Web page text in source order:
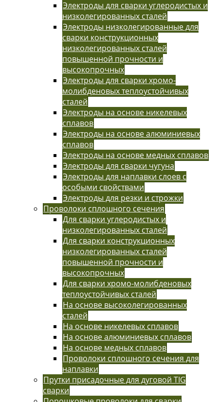
Электроды для сварки углеродистых и
низколегированных сталей
Электроды низколегированные для
сварки конструкционных
низколегированных сталей
повышенной прочности и
высокопрочных
Электроды для сварки хромо-
молибденовых теплоустойчивых
сталей
Электроды на основе никелевых
сплавов
Электроды на основе алюминиевых
сплавов
Электроды на основе медных сплавов
Электроды для сварки чугуна
Электроды для наплавки слоев с
особыми свойствами
Электроды для резки и строжки
Проволоки сплошного сечения
Для сварки углеродистых и
низколегированных сталей
Для сварки конструкционных
низколегированных сталей
повышенной прочности и
высокопрочных
Для сварки хромо-молибденовых
теплоустойчивых сталей
На основе высоколегированных
сталей
На основе никелевых сплавов
На основе алюминиевых сплавов
На основе медных сплавов
Проволоки сплошного сечения для
наплавки
Прутки присадочные для дуговой TIG
сварки